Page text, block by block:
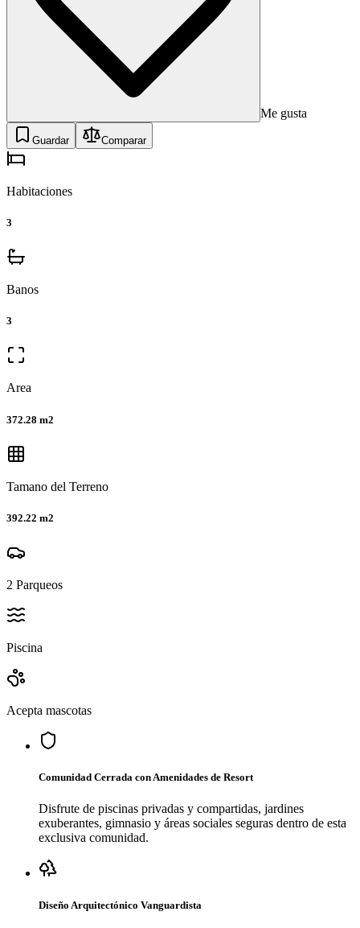
Me gusta
Guardar Comparar
Habitaciones
3
Banos
3
Area
372.28 m2
Tamano del Terreno
392.22 m2
2 Parqueos
Piscina
Acepta mascotas
Comunidad Cerrada con Amenidades de Resort
Disfrute de piscinas privadas y compartidas, jardines
exuberantes, gimnasio y áreas sociales seguras dentro de esta
exclusiva comunidad.
Diseño Arquitectónico Vanguardista